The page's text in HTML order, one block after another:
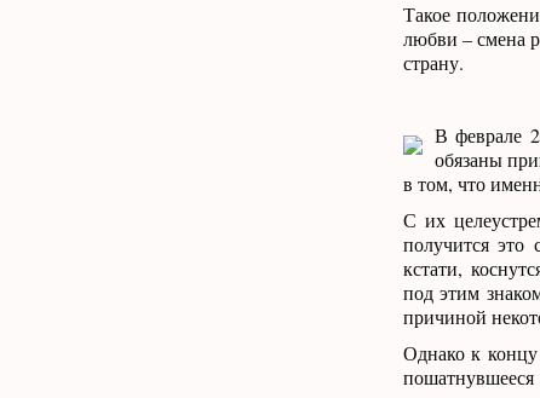
Такое
любви – смена
страну.
В феврале
обязаны
в том, что
С их
получится это
кстати,
под этим
причиной
Однако к
пошатнувшееся